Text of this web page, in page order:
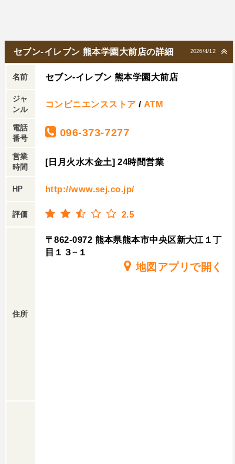
2026/4/12
セブン-イレブン 熊本学園大前店の詳細
名前 セブン-イレブン 熊本学園大前店
ジャ
ンル
コンビニエンスストア / ATM
電話
番号
096-373-7277
営業
時間
[日月火水木金土] 24時間営業
HP http://www.sej.co.jp/
評価 2.5
住所
〒862-0972 熊本県熊本市中央区新大江１丁
目１３−１
地図アプリで開く